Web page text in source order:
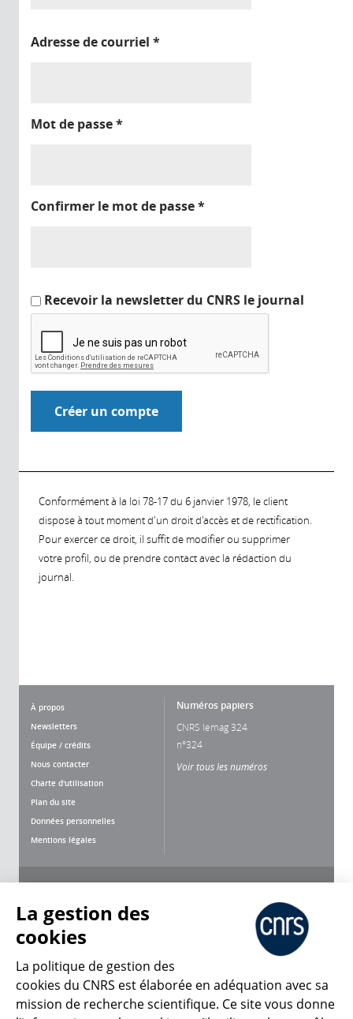
Adresse de courriel *
Mot de passe*
Confirmer le mot de passe*
Recevoir la newsletter du CNRS le journal
Conformément à la loi 78-17 du 6 janvier 1978, le client
dispose à tout moment d'un droit d'accès et de rectification.
Pour exercer ce droit, il suffit de modifier ou supprimer
votre profil, ou de prendre contact avec la rédaction du
journal.
À propos
Newsletters
Équipe / crédits
Nous contacter
Charte d'utilisation
Plan du site
Données personnelles
Mentions légales
Numéros papiers
CNRS lemag 324
n°324
Voir tous les numéros
CNRS Le Mag
La gestion des
cookies
La politique de gestion des
cookies du CNRS est élaborée en adéquation avec sa
mission de recherche scientifique. Ce site vous donne